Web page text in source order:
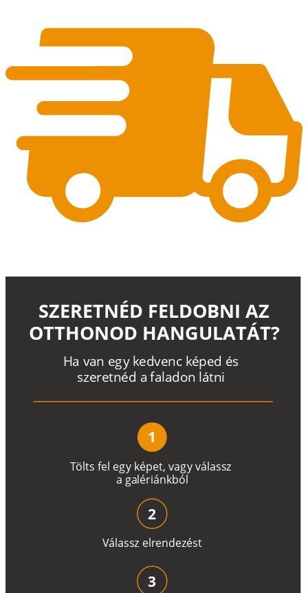
Tölts fel egy képet, vagyválassz
a galériánkból
Ha van egy kedvenc képed és
szeretnéd a faladon látni
SZERETNÉD FELDOBNI AZ
OTTHONOD HANGULATÁT?
1
Válassz elrendezést
2
3